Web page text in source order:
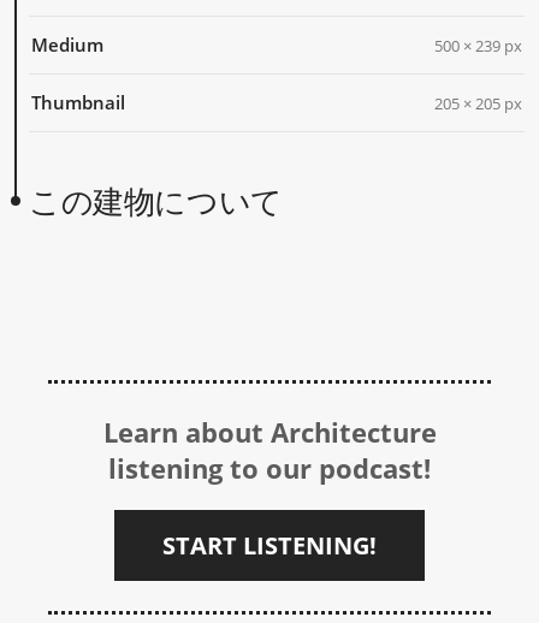
Medium 500 × 239 px
Thumbnail 205 × 205 px
この建物について
Learn about Architecture
listening to our podcast!
START LISTENING!